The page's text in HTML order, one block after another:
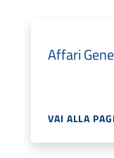
Affari
VAI ALLA